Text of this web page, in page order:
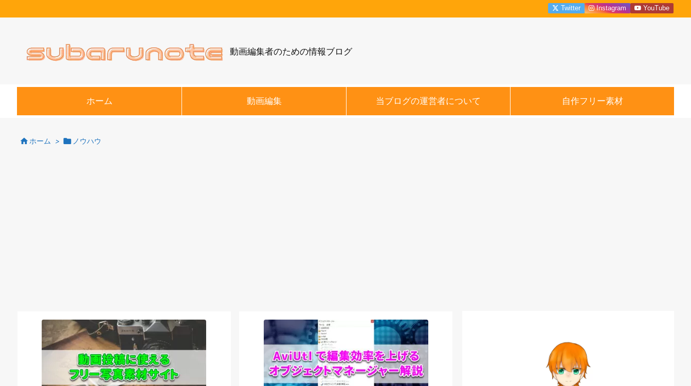
動画編集者のための情報ブログ
ホーム 動画編集 当ブログの運営者について 自作フリー素材
Twitter Instagram YouTube
 ホーム >  ノウハウ